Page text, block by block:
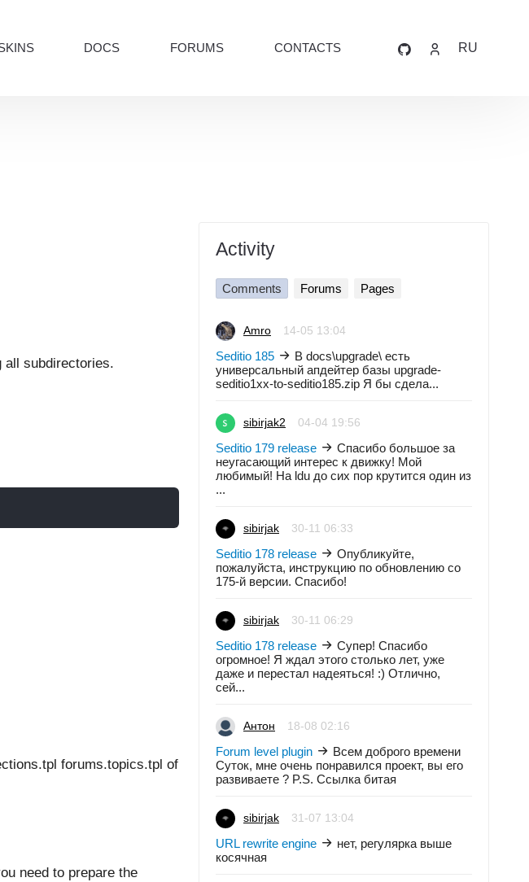
DOCS FORUMS CONTACTS RU
all subdirectories.
forums.topics.tpl of
need to prepare the
Activity
Comments Forums Pages
Amro 14-05 13:04
Seditio 185
В docs\upgrade\ есть
универсальный апдейтер базы upgrade-
seditio1xx-to-seditio185.zip Я бы сдела...
sibirjak2 04-04 19:56
Seditio 179 release
Спасибо большое за
неугасающий интерес к движку! Мой
любимый! На ldu до сих пор крутится один из
...
sibirjak 30-11 06:33
Seditio 178 release
Опубликуйте,
пожалуйста, инструкцию по обновлению со
175-й версии. Спасибо!
sibirjak 30-11 06:29
Seditio 178 release
Супер! Спасибо
огромное! Я ждал этого столько лет, уже
даже и перестал надеяться! :) Отлично,
сей...
Антон 18-08 02:16
Forum level plugin
Всем доброго времени
Суток, мне очень понравился проект, вы его
развиваете ? P.S. Ссылка битая
sibirjak 31-07 13:04
URL rewrite engine
нет, регулярка выше
косячная